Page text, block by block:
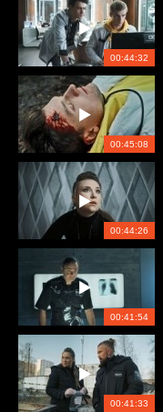
00:44:32
00:45:08
00:44:26
00:41:54
00:41:33